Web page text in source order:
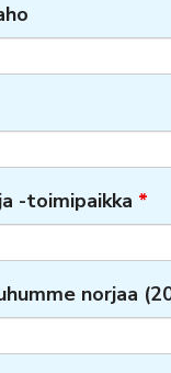
-toimipaikka *
norjaa